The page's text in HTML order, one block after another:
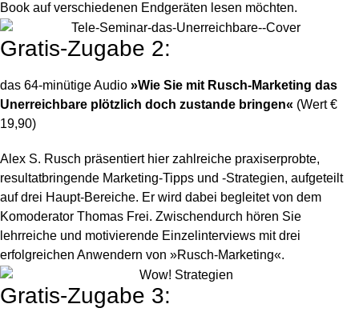
Book auf verschiedenen Endgeräten lesen möchten.
Gratis-Zugabe 2:
das 64-minütige Audio »Wie Sie mit Rusch-Marketing das
Unerreichbare plötzlich doch zustande bringen« (Wert €
19,90)
Alex S. Rusch präsentiert hier zahlreiche praxiserprobte,
resultatbringende Marketing-Tipps und -Strategien, aufgeteilt
auf drei Haupt-Bereiche. Er wird dabei begleitet von dem
Komoderator Thomas Frei. Zwischendurch hören Sie
lehrreiche und motivierende Einzelinterviews mit drei
erfolgreichen Anwendern von »Rusch-Marketing«.
Gratis-Zugabe 3: